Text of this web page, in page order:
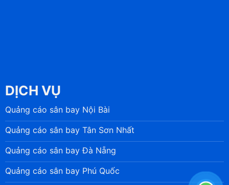
DỊCH VỤ
Quảng cáo sân bay Nội Bài
Quảng cáo sân bay Tân Sơn Nhất
Quảng cáo sân bay Đà Nẵng
Quảng cáo sân bay Phú Quốc